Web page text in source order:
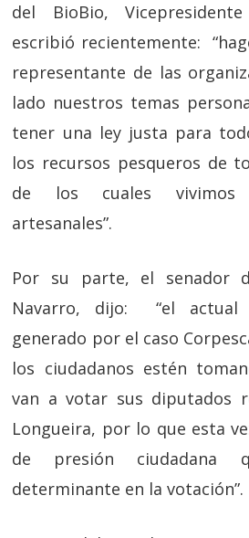
del BioBio, Vicepresidente
escribió recientemente:
representante de las
lado nuestros temas
tener una ley justa para
los recursos pesqueros de
de los cuales vivimos
artesanales”.
Por su parte, el senador
Navarro, dijo: “el actual
generado por el caso
los ciudadanos estén
van a votar sus diputados
Longueira, por lo que esta
de presión ciudadana
determinante en la votación”.